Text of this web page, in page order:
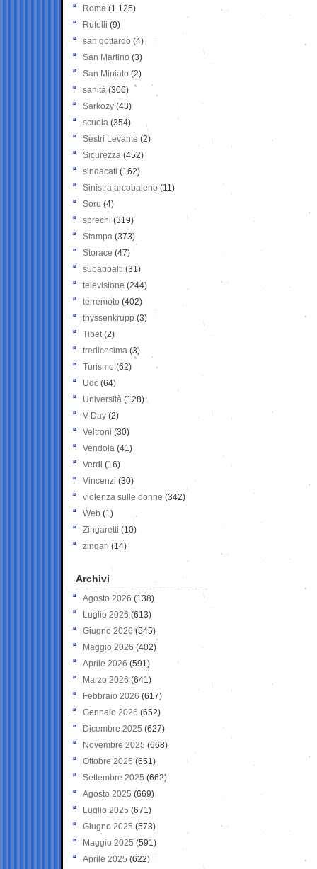
Roma (1.125)
Rutelli (9)
san gottardo (4)
San Martino (3)
San Miniato (2)
sanità (306)
Sarkozy (43)
scuola (354)
Sestri Levante (2)
Sicurezza (452)
sindacati (162)
Sinistra arcobaleno (11)
Soru (4)
sprechi (319)
Stampa (373)
Storace (47)
subappalti (31)
televisione(244)
terremoto (402)
thyssenkrupp (3)
Tibet(2)
tredicesima (3)
Turismo (62)
Udc (64)
Università (128)
V-Day (2)
Veltroni (30)
Vendola (41)
Verdi (16)
Vincenzi (30)
violenza sulle donne (342)
Web (1)
Zingaretti (10)
zingari (14)
Archivi
Agosto 2026 (138)
Luglio 2026 (613)
Giugno 2026 (545)
Maggio 2026 (402)
Aprile 2026 (591)
Marzo 2026 (641)
Febbraio 2026 (617)
Gennaio 2026 (652)
Dicembre 2025 (627)
Novembre 2025 (668)
Ottobre 2025 (651)
Settembre 2025 (662)
Agosto 2025 (669)
Luglio 2025 (671)
Giugno 2025 (573)
Maggio 2025 (591)
Aprile 2025 (622)